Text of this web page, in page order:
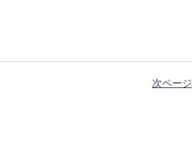
次ページ